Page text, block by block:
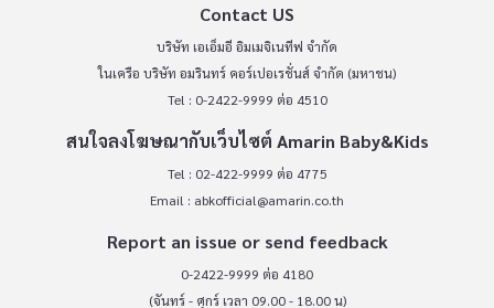
Contact US
บริษัท เอเอ็มอี อิมเมจิเนทีฟ จำกัด
ในเครือ บริษัท อมรินทร์ คอร์เปอเรชั่นส์ จำกัด (มหาชน)
Tel : 0-2422-9999 ต่อ 4510
สนใจลงโฆษณากับเว็บไซต์ Amarin Baby&Kids
Tel : 02-422-9999 ต่อ 4775
Email : abkofficial@amarin.co.th
Report an issue or send feedback
0-2422-9999 ต่อ 4180
(จันทร์ - ศุกร์ เวลา 09.00 - 18.00 น)